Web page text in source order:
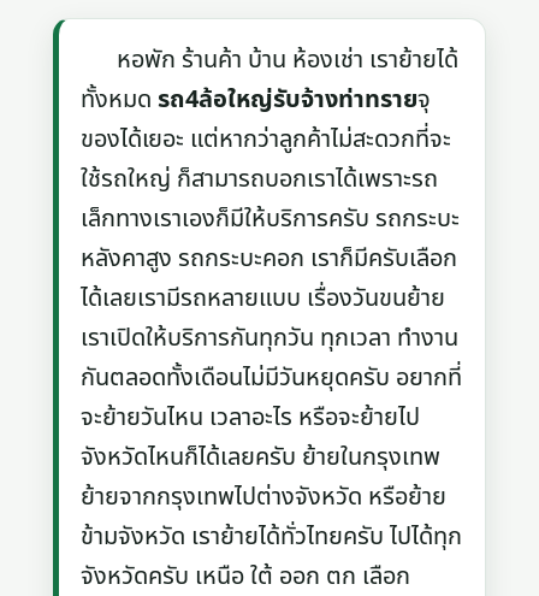
หอพัก ร้านค้า บ้าน ห้องเช่า เราย้ายได้
ทั้งหมดรถ4ล้อใหญ่รับจ้างท่าทรายจุ
ของได้เยอะ แต่หากว่าลูกค้าไม่สะดวกที่จะ
ใช้รถใหญ่ ก็สามารถบอกเราได้เพราะรถ
เล็กทางเราเองก็มีให้บริการครับ รถกระบะ
หลังคาสูง รถกระบะคอก เราก็มีครับเลือก
ได้เลยเรามีรถหลายแบบ เรื่องวันขนย้าย
เราเปิดให้บริการกันทุกวัน ทุกเวลา ทำงาน
กันตลอดทั้งเดือนไม่มีวันหยุดครับ อยากที่
จะย้ายวันไหน เวลาอะไร หรือจะย้ายไป
จังหวัดไหนก็ได้เลยครับ ย้ายในกรุงเทพ
ย้ายจากกรุงเทพไปต่างจังหวัด หรือย้าย
ข้ามจังหวัด เราย้ายได้ทั่วไทยครับ ไปได้ทุก
จังหวัดครับ เหนือ ใต้ ออก ตก เลือก